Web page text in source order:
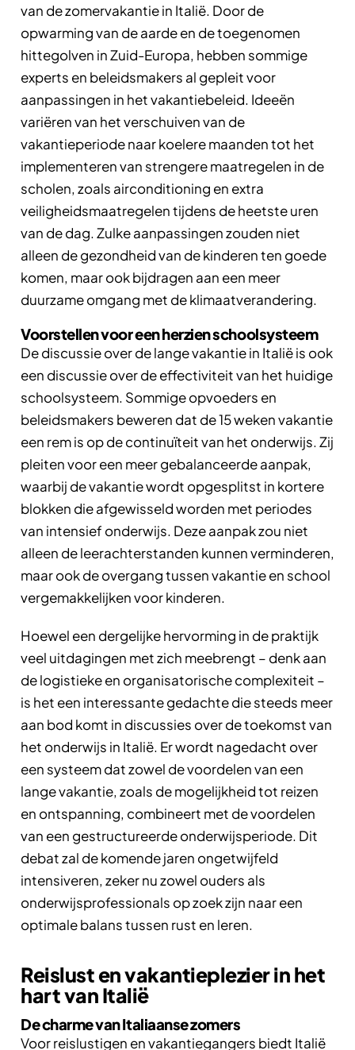
van de zomervakantie in Italië. Door de
opwarming van de aarde en de toegenomen
hittegolven in Zuid-Europa, hebben sommige
experts en beleidsmakers al gepleit voor
aanpassingen in het vakantiebeleid. Ideeën
variëren van het verschuiven van de
vakantieperiode naar koelere maanden tot het
implementeren van strengere maatregelen in de
scholen, zoals airconditioning en extra
veiligheidsmaatregelen tijdens de heetste uren
van de dag. Zulke aanpassingen zouden niet
alleen de gezondheid van de kinderen ten goede
komen, maar ook bijdragen aan een meer
duurzame omgang met de klimaatverandering.
Voorstellen voor een herzien schoolsysteem
De discussie over de lange vakantie in Italië is ook
een discussie over de effectiviteit van het huidige
schoolsysteem. Sommige opvoeders en
beleidsmakers beweren dat de 15 weken vakantie
een rem is op de continuïteit van het onderwijs. Zij
pleiten voor een meer gebalanceerde aanpak,
waarbij de vakantie wordt opgesplitst in kortere
blokken die afgewisseld worden met periodes
van intensief onderwijs. Deze aanpak zou niet
alleen de leerachterstanden kunnen verminderen,
maar ook de overgang tussen vakantie en school
vergemakkelijken voor kinderen.
Hoewel een dergelijke hervorming in de praktijk
veel uitdagingen met zich meebrengt – denk aan
de logistieke en organisatorische complexiteit –
is het een interessante gedachte die steeds meer
aan bod komt in discussies over de toekomst van
het onderwijs in Italië. Er wordt nagedacht over
een systeem dat zowel de voordelen van een
lange vakantie, zoals de mogelijkheid tot reizen
en ontspanning, combineert met de voordelen
van een gestructureerde onderwijsperiode. Dit
debat zal de komende jaren ongetwijfeld
intensiveren, zeker nu zowel ouders als
onderwijsprofessionals op zoek zijn naar een
optimale balans tussen rust en leren.
Reislust en vakantieplezier in het
hart van Italië
De charme van Italiaanse zomers
Voor reislustigen en vakantiegangers biedt Italië